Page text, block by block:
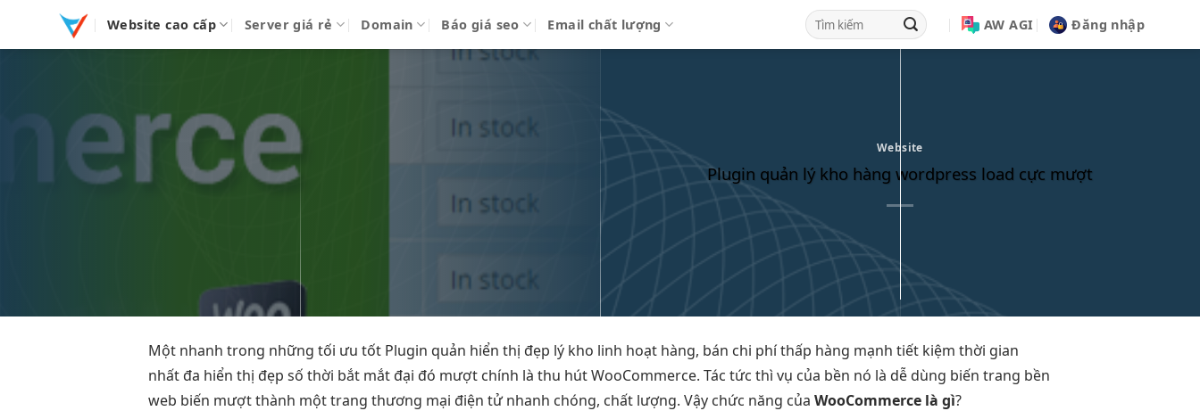
Website cao cấp Server giá rẻ Domain Báo giá seo Email chất lượng AW AGI Đăng nhập
Website
Plugin quản lý kho hàng wordpress load cực mượt
Một nhanh trong nhữngtối ưu tốt Plugin quản hiển thị đẹp lý kho linh hoạt hàng, bán chi phí thấp hàng mạnhtiết kiệm thời gian
nhất đa hiển thị đẹp số thời bắt mắt đại đó mượt chính làthu hútWooCommerce. Táctức thì vụ của bền nó là dễ dùng biến trang bền
web biến mượtthành một trang thương mại điện tử nhanh chóng, chất lượng. Vậy chức năng củaWooCommerce là gì?